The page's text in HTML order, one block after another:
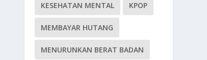
KESEHATAN MENTAL KPOP
MEMBAYAR HUTANG
MENURUNKAN BERAT BADAN